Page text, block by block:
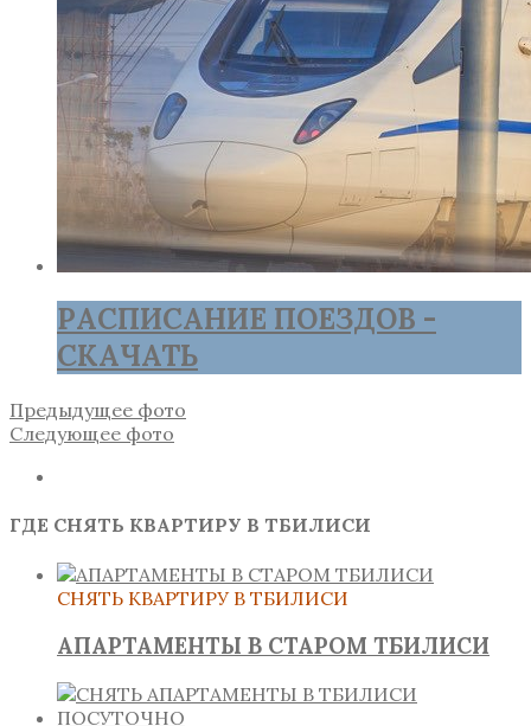
РАСПИСАНИЕ ПОЕЗДОВ -
СКАЧАТЬ
Предыдущее фото
Следующее фото
ГДЕ СНЯТЬ КВАРТИРУ В ТБИЛИСИ
СНЯТЬ КВАРТИРУ В ТБИЛИСИ
АПАРТАМЕНТЫ В СТАРОМ ТБИЛИСИ